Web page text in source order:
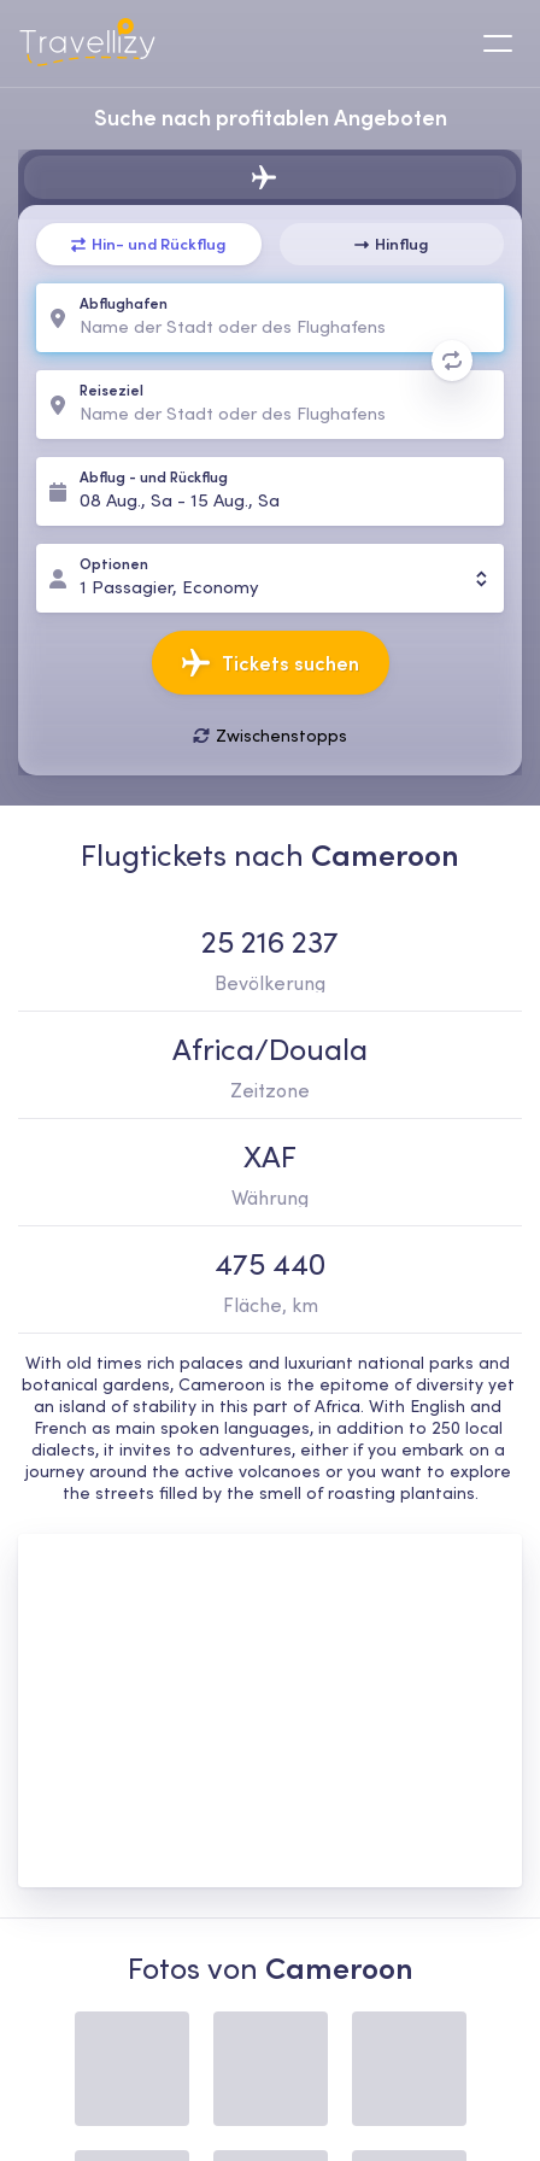
Suche nach profitablen Angeboten
Hin- und Rückflug Hinflug
Abflughafen
Reiseziel
Abflug - und Rückflug
08 Aug., Sa - 15 Aug., Sa
Optionen
1 Passagier, Economy
Tickets suchen
Zwischenstopps
Economy
Flugtickets nach Cameroon
25 216 237
Bevölkerung
Africa/Douala
Zeitzone
XAF
Währung
475 440
Fläche, km
With old times rich palaces and luxuriant national parks and
botanical gardens, Cameroon is the epitome of diversity yet
an island of stability in this part of Africa. With English and
French as main spoken languages, in addition to 250 local
dialects, it invites to adventures, either if you embark on a
journey around the active volcanoes or you want to explore
the streets filled by the smell of roasting plantains.
Fotos von Cameroon